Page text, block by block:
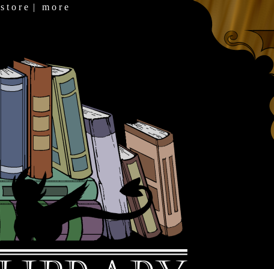
s t o r e | m o r e